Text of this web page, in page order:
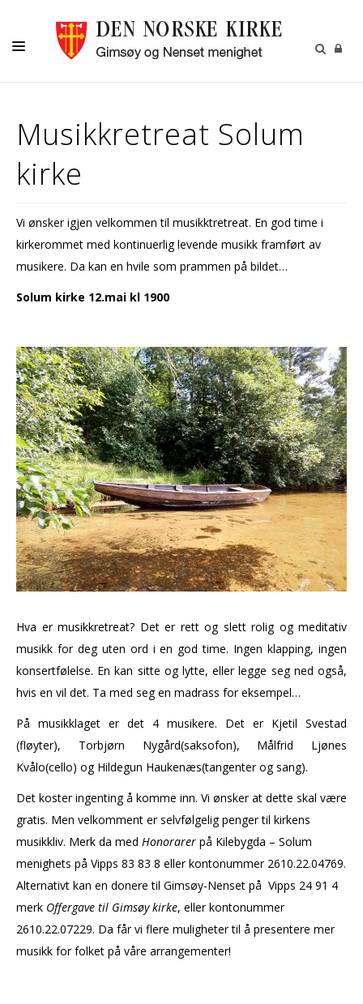
BARN OG UNGDOM
VOKSNE
OM OSS
Musikkretreat Solum
kirke
Vi ønsker igjen velkommen til musikktretreat. En god time i
kirkerommet med kontinuerlig levende musikk framført av
musikere. Da kan en hvile som prammen på bildet…
Solum kirke 12.mai kl 1900
Hva er musikkretreat? Det er rett og slett rolig og meditativ
musikk for deg uten ord i en god time. Ingen klapping, ingen
konsertfølelse. En kan sitte og lytte, eller legge seg ned også,
hvis en vil det. Ta med seg en madrass for eksempel…
På musikklaget er det 4 musikere. Det er Kjetil Svestad
(fløyter), Torbjørn Nygård(saksofon), Målfrid Ljønes
Kvålo(cello) og Hildegun Haukenæs(tangenter og sang).
Det koster ingenting å komme inn. Vi ønsker at dette skal være
gratis. Men velkomment er selvfølgelig penger til kirkens
musikkliv. Merk da med Honorarer på Kilebygda – Solum
menighets på Vipps 83 83 8 eller kontonummer 2610.22.04769.
Alternativt kan en donere til Gimsøy-Nenset på Vipps 24 91 4
merk Offergave til Gimsøy kirke, eller kontonummer
2610.22.07229. Da får vi flere muligheter til å presentere mer
musikk for folket på våre arrangementer!